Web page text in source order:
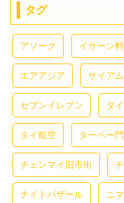
タグ
アソーク イサーン
エアアジア サイアム
セブンイレブン タ
タイ航空 ターペー門
チェンマイ旧市街
ナイトバザール ニ